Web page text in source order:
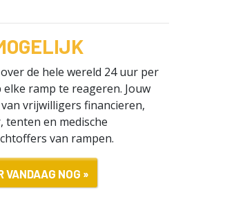
de hele wereld 24 uur per
ramp te reageren. Jouw
vrijwilligers financieren,
tenten en medische
van rampen.
VANDAAG NOG »